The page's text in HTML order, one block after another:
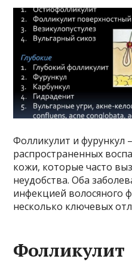
Фолликулит и фурункул
распространенных
кожи, которые часто
неудобства. Оба
инфекцией волосяного
несколько ключевых
Фолликулит